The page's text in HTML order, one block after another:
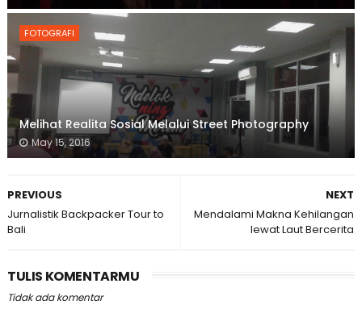
FOTOGRAFI
Melihat Realita Sosial Melalui Street Photography
May 15, 2016
NEXT
Mendalami Makna Kehilangan
lewat Laut Bercerita
PREVIOUS
Jurnalistik Backpacker Tour to
Bali
TULIS KOMENTARMU
Tidak ada komentar